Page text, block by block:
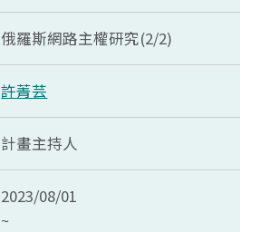
俄羅斯網路主權研究(2/2)
許菁芸
計畫主持人
2023/08/01
~